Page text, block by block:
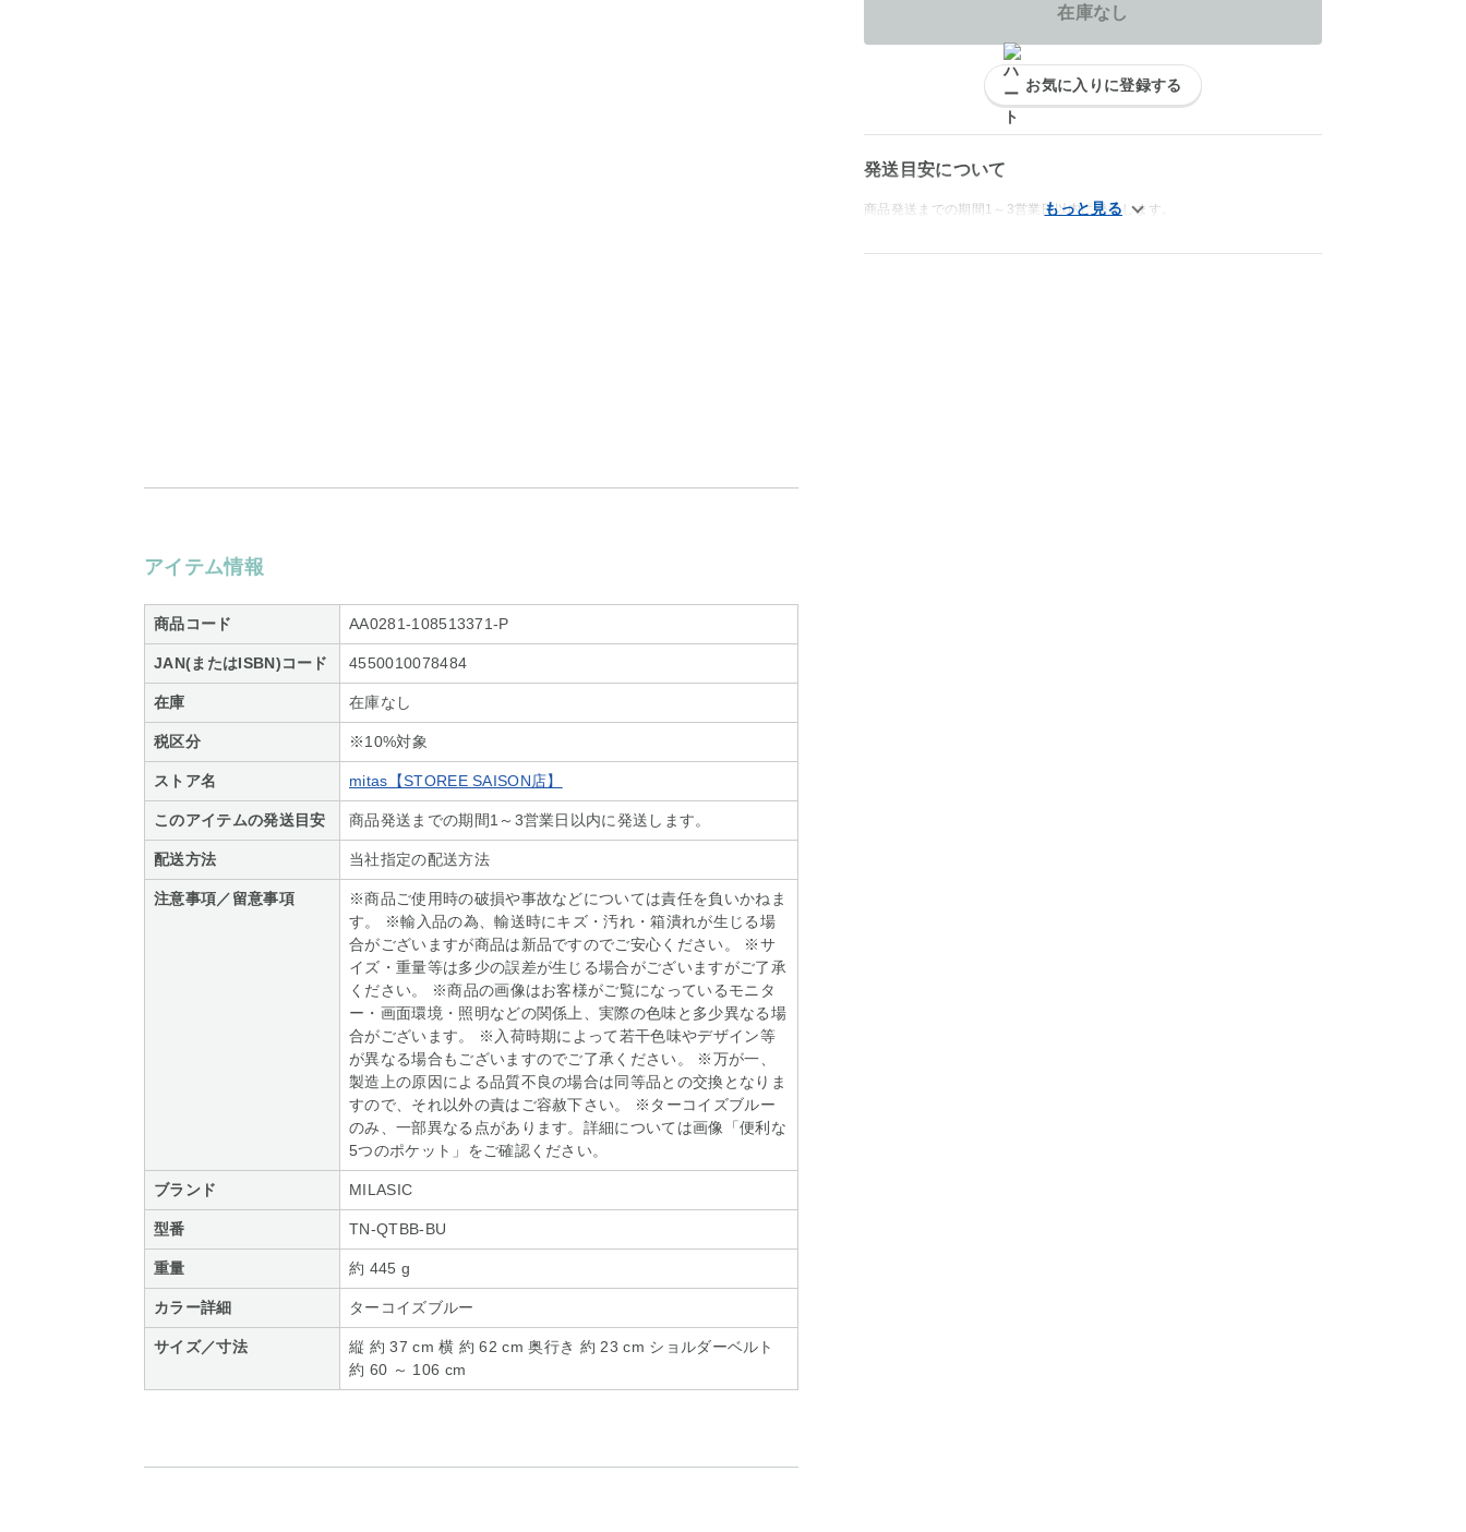
アイテム情報
商品コード AA0281-108513371-P
JAN(またはISBN)コード 4550010078484
在庫 在庫なし
税区分 ※10%対象
ストア名 mitas【STOREE SAISON店】
このアイテムの発送目安 商品発送までの期間1～3営業日以内に発送します。
配送方法 当社指定の配送方法
注意事項／留意事項
※商品ご使用時の破損や事故などについては責任を負いかねま
す。 ※輸入品の為、輸送時にキズ・汚れ・箱潰れが生じる場
合がございますが商品は新品ですのでご安心ください。 ※サ
イズ・重量等は多少の誤差が生じる場合がございますがご了承
ください。 ※商品の画像はお客様がご覧になっているモニタ
ー・画面環境・照明などの関係上、実際の色味と多少異なる場
合がございます。 ※入荷時期によって若干色味やデザイン等
が異なる場合もございますのでご了承ください。 ※万が一、
製造上の原因による品質不良の場合は同等品との交換となりま
すので、それ以外の責はご容赦下さい。 ※ターコイズブルー
のみ、一部異なる点があります。詳細については画像「便利な
5つのポケット」をご確認ください。
ブランド MILASIC
型番 TN-QTBB-BU
重量 約 445 g
カラー詳細 ターコイズブルー
サイズ／寸法
縦 約 37 cm 横 約 62 cm 奥行き 約 23 cm ショルダーベルト
約 60 ～ 106 cm
在庫なし
お気に入りに登録する
発送目安について
商品発送までの期間1～3営業日以内に発送します。